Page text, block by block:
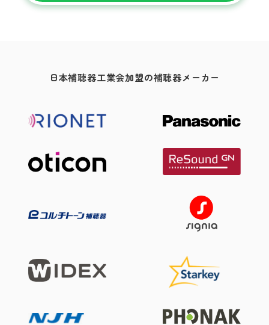
日本補聴器工業会加盟の補聴器メーカー